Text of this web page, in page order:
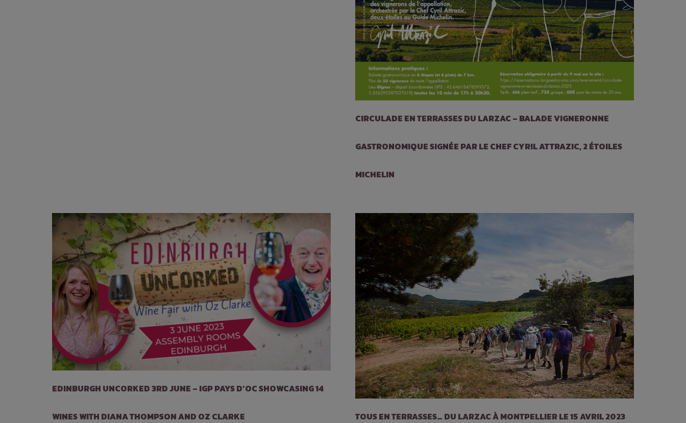
CIRCULADE EN TERRASSES DU LARZAC – BALADE VIGNERONNE
GASTRONOMIQUE SIGNÉE PAR LE CHEF CYRIL ATTRAZIC, 2 ÉTOILES
MICHELIN
EDINBURGH UNCORKED 3RD JUNE – IGP PAYS D’OC SHOWCASING 14
WINES WITH DIANA THOMPSON AND OZ CLARKE TOUS EN TERRASSES… DU LARZAC À MONTPELLIER LE 15 AVRIL 2023